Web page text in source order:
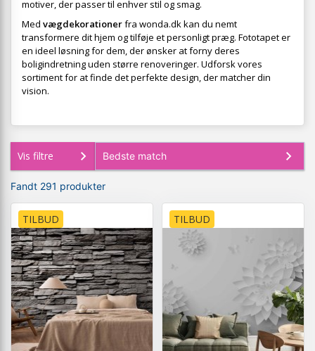
motiver, der passer til enhver stil og smag.
Med vægdekorationerfra wonda.dk kan du nemt
transformere dit hjem og tilføje et personligt præg. Fototapet er
en ideel løsning for dem, der ønsker at forny deres
boligindretning uden større renoveringer. Udforsk vores
sortiment for at finde det perfekte design, der matcher din
vision.
Vis filtre
Fandt 291 produkter
TILBUD TILBUD